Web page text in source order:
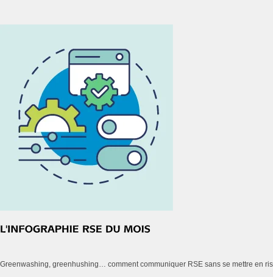
Greenwashing, greenhushing… comment communiquer RSE sans se mettre en